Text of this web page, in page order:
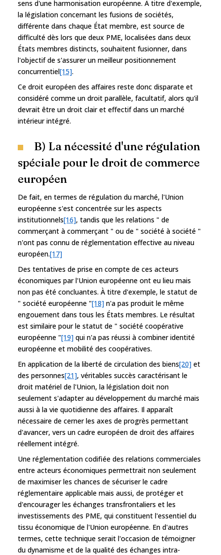
sens d'une harmonisation européenne. À titre d'exemple,
la législation concernant les fusions de sociétés,
différente dans chaque État membre, est source de
difficulté dès lors que deux PME, localisées dans deux
États membres distincts, souhaitent fusionner, dans
l'objectif de s'assurer un meilleur positionnement
concurrentiel[15].
Ce droit européen des affaires reste donc disparate et
considéré comme un droit parallèle, facultatif, alors qu'il
devrait être un droit clair et effectif dans un marché
intérieur intégré.
B) La nécessité d'une régulation
spéciale pour le droit de commerce
européen
De fait, en termes de régulation du marché, l'Union
européenne s'est concentrée sur les aspects
institutionnels[16], tandis que les relations " de
commerçant à commerçant " ou de " société à société "
n'ont pas connu de réglementation effective au niveau
européen.[17]
Des tentatives de prise en compte de ces acteurs
économiques par l'Union européenne ont eu lieu mais
non pas été concluantes. À titre d'exemple, le statut de
" société européenne "[18] n'a pas produit le même
engouement dans tous les États membres. Le résultat
est similaire pour le statut de " société coopérative
européenne "[19] qui n'a pas réussi à combiner identité
européenne et mobilité des coopératives.
En application de la liberté de circulation des biens[20] et
des personnes[21], véritables succès caractérisant le
droit matériel de l'Union, la législation doit non
seulement s'adapter au développement du marché mais
aussi à la vie quotidienne des affaires. Il apparaît
nécessaire de cerner les axes de progrès permettant
d'avancer, vers un cadre européen de droit des affaires
réellement intégré.
Une réglementation codifiée des relations commerciales
entre acteurs économiques permettrait non seulement
de maximiser les chances de sécuriser le cadre
réglementaire applicable mais aussi, de protéger et
d'encourager les échanges transfrontaliers et les
investissements des PME, qui constituent l'essentiel du
tissu économique de l'Union européenne. En d'autres
termes, cette technique serait l'occasion de témoigner
du dynamisme et de la qualité des échanges intra-